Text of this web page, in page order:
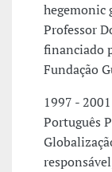
hegemonic
Professor
financiado
Fundação
1997 -
Português